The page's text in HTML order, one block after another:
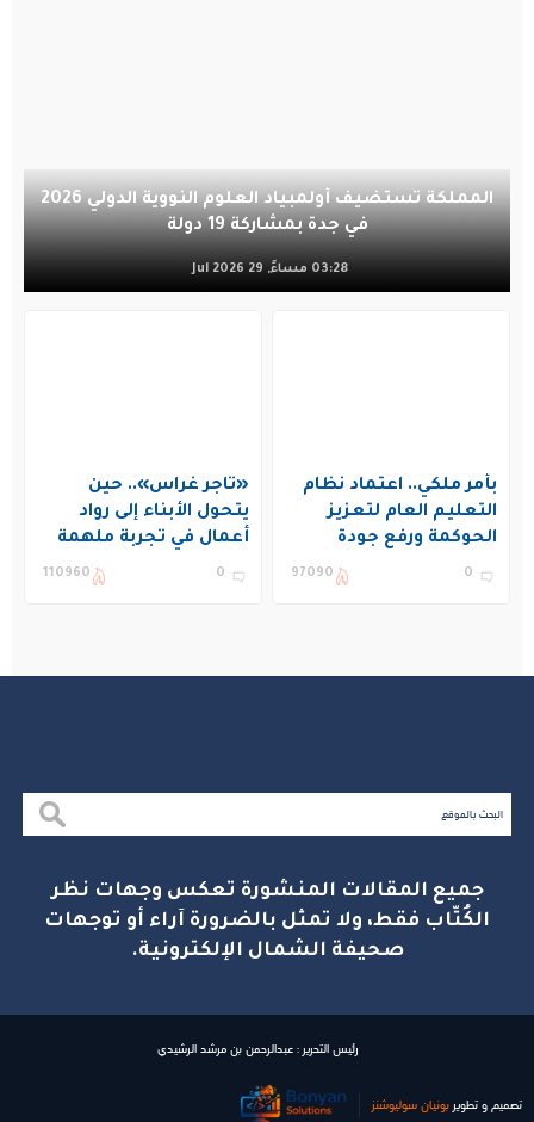
المملكة تستضيف أولمبياد العلوم النووية الدولي 2026
في جدة بمشاركة 19 دولة
03:28 مساءً, 29 Jul 2026
بأمر ملكي.. اعتماد نظام
التعليم العام لتعزيز
الحوكمة ورفع جودة
التعليم في المملكة
0
97090
«تاجر غراس».. حين
يتحول الأبناء إلى رواد
أعمال في تجربة ملهمة
بنادي غراس الصيفي
0
110960
جميع المقالات المنشورة تعكس وجهات نظر
الكُتّاب فقط، ولا تمثل بالضرورة آراء أو توجهات
صحيفة الشمال الإلكترونية.
رئيس التحرير : عبدالرحمن بن مرشد الرشيدي
تصميم و تطوير بونیان سولیوشنز